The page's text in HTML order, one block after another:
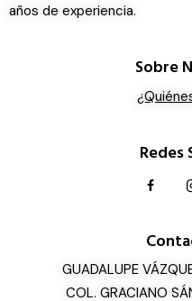
años de experiencia.
Sobre
Redes
GUADALUPE
COL. GRACIANO